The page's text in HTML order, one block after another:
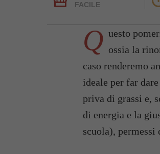
FACILE
Q uesto
ossia la
caso renderemo
ideale per far
priva di grassi e,
di energia e la
scuola),